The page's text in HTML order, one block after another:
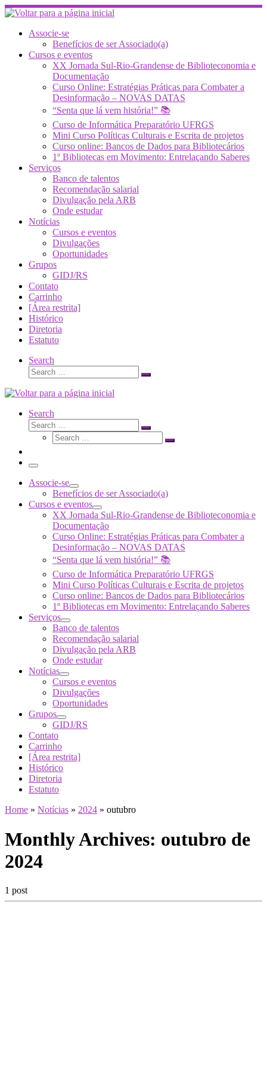
Skip
to
contentAssocie-se
Benefícios de ser Associado(a)
Cursos e eventos
XX Jornada Sul-Rio-Grandense de Biblioteconomia e
Documentação
Curso Online: Estratégias Práticas para Combater a
Desinformação – NOVAS DATAS
“Senta que lá vem história!” 📚
Curso de Informática Preparatório UFRGS
Mini Curso Políticas Culturais e Escrita de projetos
Curso online: Bancos de Dados para Bibliotecários
1º Bibliotecas em Movimento: Entrelaçando Saberes
Serviços
Banco de talentos
Recomendação salarial
Divulgação pela ARB
Onde estudar
Notícias
Cursos e eventos
Divulgações
Oportunidades
Grupos
GIDJ/RS
Contato
Carrinho
[Área restrita]
Histórico
Diretoria
Estatuto
Search
Search
Search
Search
Search
Search
Search
Search
Menu
Associe-se
Benefícios de ser Associado(a)
Cursos e eventos
XX Jornada Sul-Rio-Grandense de Biblioteconomia e
Documentação
Curso Online: Estratégias Práticas para Combater a
Desinformação – NOVAS DATAS
“Senta que lá vem história!” 📚
Curso de Informática Preparatório UFRGS
Mini Curso Políticas Culturais e Escrita de projetos
Curso online: Bancos de Dados para Bibliotecários
1º Bibliotecas em Movimento: Entrelaçando Saberes
Serviços
Banco de talentos
Recomendação salarial
Divulgação pela ARB
Onde estudar
Notícias
Cursos e eventos
Divulgações
Oportunidades
Grupos
GIDJ/RS
Contato
Carrinho
[Área restrita]
Histórico
Diretoria
Estatuto
Home » Notícias » 2024 » outubro
Monthly Archives: outubro de
2024
1 post